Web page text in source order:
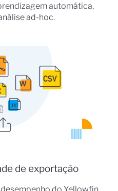
automática,
ad-hoc.
de exportação